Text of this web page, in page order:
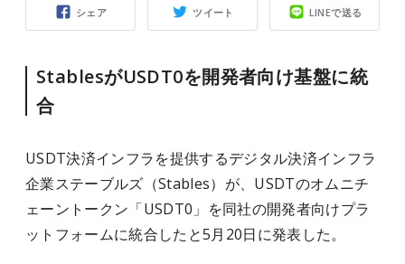
シェア ツイート LINEで送る
StablesがUSDT0を開発者向け基盤に統
合
USDT決済インフラを提供するデジタル決済インフラ
企業ステーブルズ（Stables）が、USDTのオムニチ
ェーントークン「USDT0」を同社の開発者向けプラ
ットフォームに統合したと5月20日に発表した。